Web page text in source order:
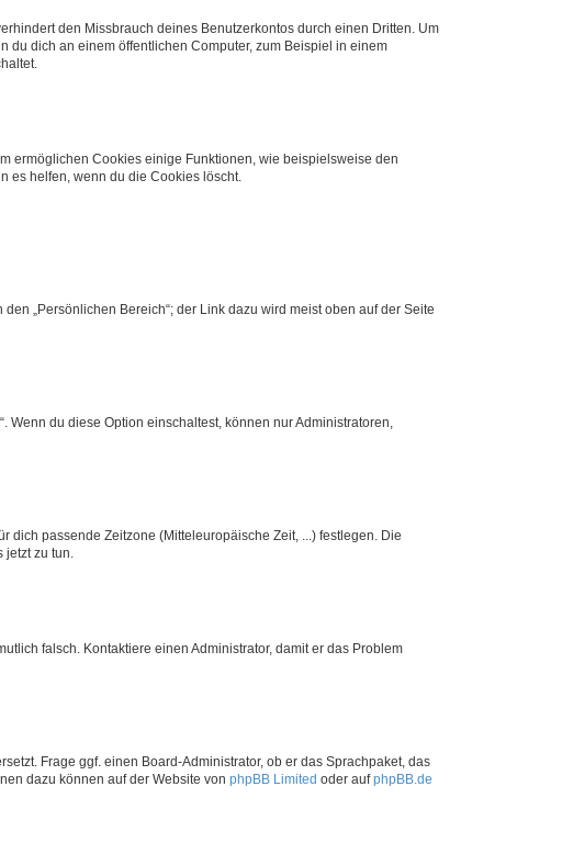
den Missbrauch deines Benutzerkontos durch einen Dritten. Um
du dich an einem öffentlichen Computer, zum Beispiel in einem
ermöglichen Cookies einige Funktionen, wie beispielsweise den
es helfen, wenn du die Cookies löscht.
„Persönlichen Bereich“; der Link dazu wird meist oben auf der Seite
Wenn du diese Option einschaltest, können nur Administratoren,
dich passende Zeitzone (Mitteleuropäische Zeit, ...) festlegen. Die
jetzt zu tun.
falsch. Kontaktiere einen Administrator, damit er das Problem
Frage ggf. einen Board-Administrator, ob er das Sprachpaket, das
dazu können auf der Website von phpBB Limited oder aufphpBB.de